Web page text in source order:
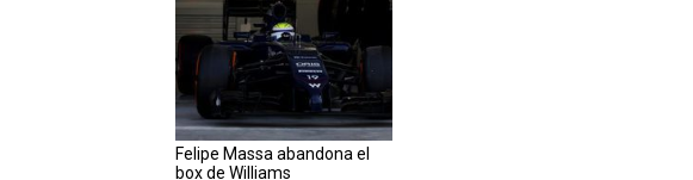
Felipe Massa abandona el
box de Williams